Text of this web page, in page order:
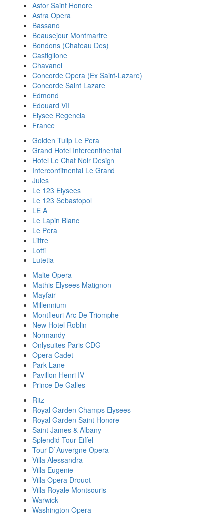
Astor Saint Honore
Astra Opera
Bassano
Beausejour Montmartre
Bondons (Chateau Des)
Castiglione
Chavanel
Concorde Opera (Ex Saint-Lazare)
Concorde Saint Lazare
Edmond
Edouard VII
Elysee Regencia
France
Golden Tulip Le Pera
Grand Hotel Intercontinental
Hotel Le Chat Noir Design
Intercontitnental Le Grand
Jules
Le 123 Elysees
Le 123 Sebastopol
LE A
Le Lapin Blanc
Le Pera
Littre
Lotti
Lutetia
Malte Opera
Mathis Elysees Matignon
Mayfair
Millennium
Montfleuri Arc De Triomphe
New Hotel Roblin
Normandy
Onlysuites Paris CDG
Opera Cadet
Park Lane
Pavillon Henri IV
Prince De Galles
Ritz
Royal Garden Champs Elysees
Royal Garden Saint Honore
Saint James & Albany
Splendid Tour Eiffel
Tour D`Auvergne Opera
Villa Alessandra
Villa Eugenie
Villa Opera Drouot
Villa Royale Montsouris
Warwick
Washington Opera